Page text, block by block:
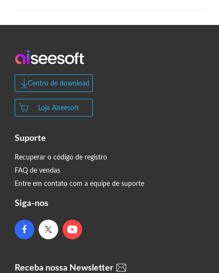
Centro de download
Loja Aiseesoft
Suporte
Recuperar o código de registro
FAQ de vendas
Entre em contato com a equipe de suporte
Siga-nos
Receba nossa Newsletter